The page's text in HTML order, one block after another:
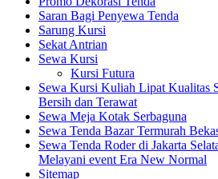
Saran Bagi Penyewa Tenda
Sarung Kursi
Sekat Antrian
Sewa Kursi
Kursi Futura
Sewa Kursi Kuliah Lipat Kualitas
Bersih dan Terawat
Sewa Meja Kotak Serbaguna
Sewa Tenda Bazar Termurah
Sewa Tenda Roder di Jakarta
Melayani event Era New Normal
Sitemap